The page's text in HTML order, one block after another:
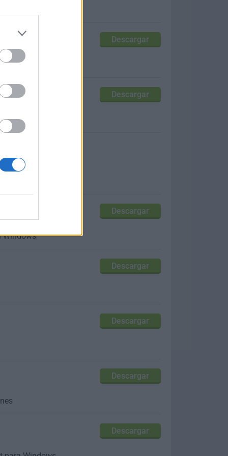
Descargar
Descargar
PDF
Descargar
Windows
Descargar
Descargar
Descargar
Descargar